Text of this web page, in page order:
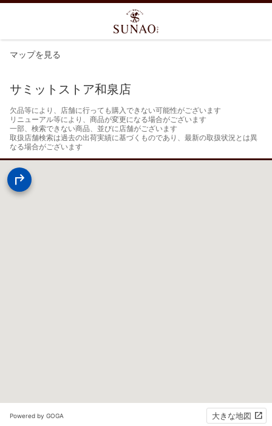
マップを見る
サミットストア和泉店
欠品等により、店舗に行っても購入できない可能性がございます
リニューアル等により、商品が変更になる場合がございます
一部、検索できない商品、並びに店舗がございます
取扱店舗検索は過去の出荷実績に基づくものであり、最新の取扱状況とは異
なる場合がございます
Powered by GOGA 大きな地図